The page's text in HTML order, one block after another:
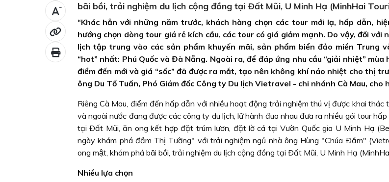
-
bãi bồi, trải nghiệm du lịch cộng đồng tại Ðất Mũi, U Minh Hạ (MinhHai
“Khác hẳn với những năm trước, khách hàng chọn các tour mới lạ, hấp dẫn,
hướng chọn dòng tour giá rẻ kích cầu, các tour có giá giảm mạnh. Do vậy, đối với
lịch tập trung vào các sản phẩm khuyến mãi, sản phẩm biển đảo miền Trung
“hot” nhất: Phú Quốc và Đà Nẵng. Ngoài ra, để đáp ứng nhu cầu “giải nhiệt”
điểm đến mới và giá “sốc” đã được ra mắt, tạo nên không khí náo nhiệt cho thị
ông Du Tố Tuấn, Phó Giám đốc Công ty Du lịch Vietravel - chi nhánh Cà Mau, cho
Riêng Cà Mau, điểm đến hấp dẫn với nhiều hoạt động trải nghiệm thú vị được khai thác
và ngoài nước đang được các công ty du lịch, lữ hành đua nhau đưa ra nhiều gói tour
tại Ðất Mũi, ăn ong kết hợp đặt trúm lươn, đặt lờ cá tại Vườn Quốc gia U Minh Hạ
ngày khám phá đầm Thị Tường" với trải nghiệm ngủ nhà ông Hùng "Chúa Ðầm"
ong mật, khám phá bãi bồi, trải nghiệm du lịch cộng đồng tại Ðất Mũi, U Minh Hạ
Nhiều lựa chọn